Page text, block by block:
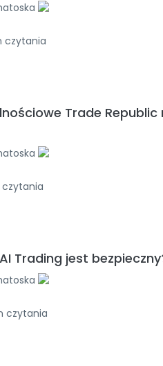
czytania
Trade Republic
czytania
Trading jest
czytania